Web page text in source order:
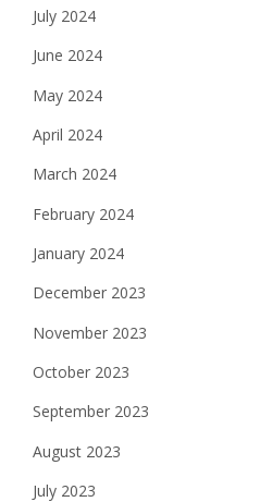
July 2024
June 2024
May 2024
April 2024
March 2024
February 2024
January 2024
December 2023
November 2023
October 2023
September 2023
August 2023
July 2023